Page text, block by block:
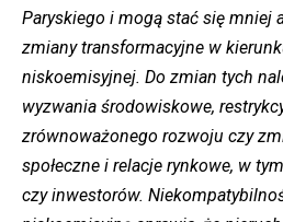
Paryskiego i mogą stać się mniej
zmiany transformacyjne w
niskoemisyjnej. Do zmian tych
wyzwania środowiskowe,
zrównoważonego rozwoju czy
społeczne i relacje rynkowe, w
czy inwestorów.